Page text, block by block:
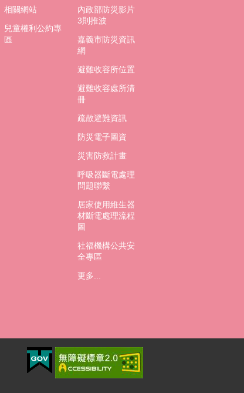
相關網站
兒童權利公約專
區
內政部防災影片
3則推波
嘉義市防災資訊
網
避難收容所位置
避難收容處所清
冊
疏散避難資訊
防災電子圖資
災害防救計畫
呼吸器斷電處理
問題聯繫
居家使用維生器
材斷電處理流程
圖
社福機構公共安
全專區
更多...